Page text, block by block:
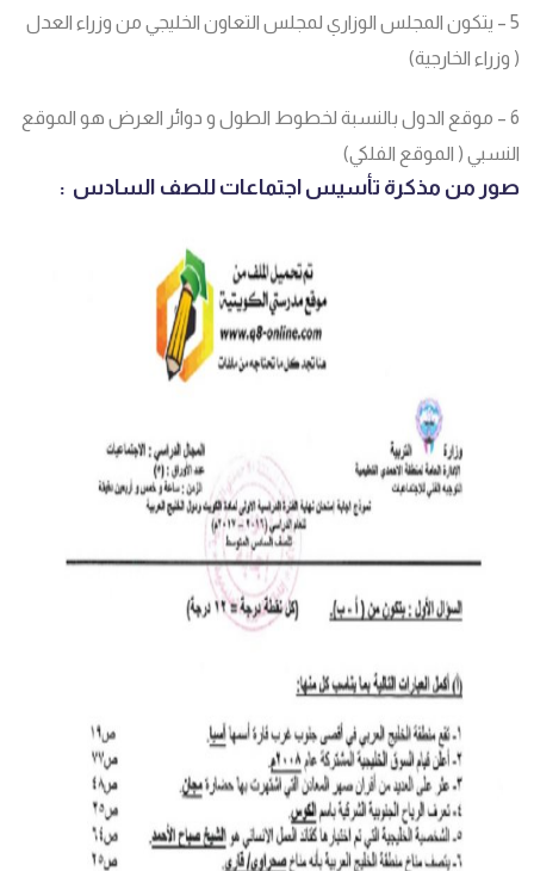
5 – يتكون المجلس الوزاري لمجلس التعاون الخليجي من وزراء العدل
( وزراء الخارجية)
6 – موقع الدول بالنسبة لخطوط الطول و دوائر العرض هو الموقع
النسبي ( الموقع الفلكي)
صور من مذكرة تأسيس اجتماعات للصف السادس :